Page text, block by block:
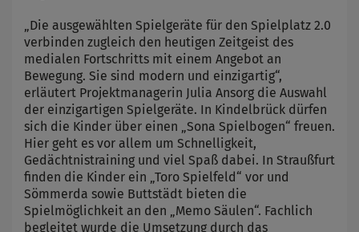
„Die ausgewählten Spielgeräte für den Spielplatz 2.0
verbinden zugleich den heutigen Zeitgeist des
medialen Fortschritts mit einem Angebot an
Bewegung. Sie sind modern und einzigartig“,
erläutert Projektmanagerin Julia Ansorg die Auswahl
der einzigartigen Spielgeräte. In Kindelbrück dürfen
sich die Kinder über einen „Sona Spielbogen“ freuen.
Hier geht es vor allem um Schnelligkeit,
Gedächtnistraining und viel Spaß dabei. In Straußfurt
finden die Kinder ein „Toro Spielfeld“ vor und
Sömmerda sowie Buttstädt bieten die
Spielmöglichkeit an den „Memo Säulen“. Fachlich
begleitet wurde die Umsetzung durch das